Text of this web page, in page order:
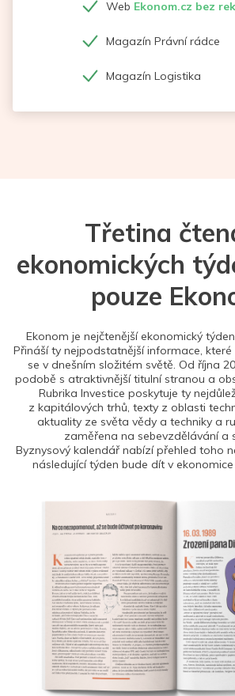
Web Ekonom.cz bez
Magazín Právní rádce
Magazín Logistika
Třetina
ekonomických
pouze
Ekonom je nejčtenější ekonomický
Přináší ty nejpodstatnější informace,
se v dnešním složitém světě. Od října
podobě s atraktivnější titulní stranou a
Rubrika Investice poskytuje ty
z kapitálových trhů, texty z oblasti
aktuality ze světa vědy a techniky a
zaměřena na sebevzdělávání a
Byznysový kalendář nabízí přehled toho
následující týden bude dít v